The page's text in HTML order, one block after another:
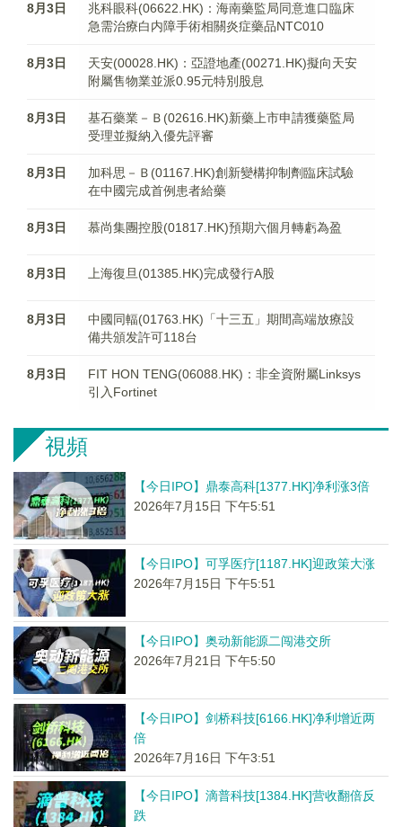
8月3日
兆科眼科(06622.HK)：海南藥監局同意進口臨床
急需治療白内障手術相關炎症藥品NTC010
8月3日
天安(00028.HK)：亞證地產(00271.HK)擬向天安
附屬售物業並派0.95元特別股息
8月3日
基石藥業－Ｂ(02616.HK)新藥上市申請獲藥監局
受理並擬納入優先評審
8月3日
加科思－Ｂ(01167.HK)創新變構抑制劑臨床試驗
在中國完成首例患者給藥
8月3日 慕尚集團控股(01817.HK)預期六個月轉虧為盈
8月3日 上海復旦(01385.HK)完成發行A股
8月3日
中國同輻(01763.HK)「十三五」期間高端放療設
備共頒发許可118台
8月3日
FIT HON TENG(06088.HK)：非全資附屬Linksys
引入Fortinet
視頻
【今日IPO】鼎泰高科[1377.HK]净利涨3倍
2026年7月15日 下午5:51
【今日IPO】可孚医疗[1187.HK]迎政策大涨
2026年7月15日 下午5:51
【今日IPO】奥动新能源二闯港交所
2026年7月21日 下午5:50
【今日IPO】剑桥科技[6166.HK]净利增近两
倍
2026年7月16日 下午3:51
【今日IPO】滴普科技[1384.HK]营收翻倍反
跌